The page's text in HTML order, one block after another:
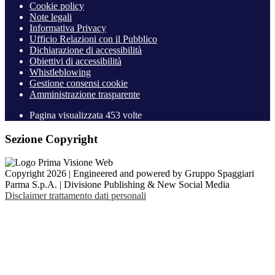
Cookie policy
Note legali
Informativa Privacy
Ufficio Relazioni con il Pubblico
Dichiarazione di accessibilità
Obiettivi di accessibilità
Whistleblowing
Gestione consensi cookie
Amministrazione trasparente
Pagina visualizzata 453 volte
Sezione Copyright
Copyright 2026 | Engineered and powered by Gruppo Spaggiari
Parma S.p.A. | Divisione Publishing & New Social Media
Disclaimer trattamento dati personali